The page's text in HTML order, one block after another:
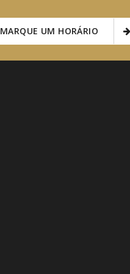
MARQUE UM HORÁRIO